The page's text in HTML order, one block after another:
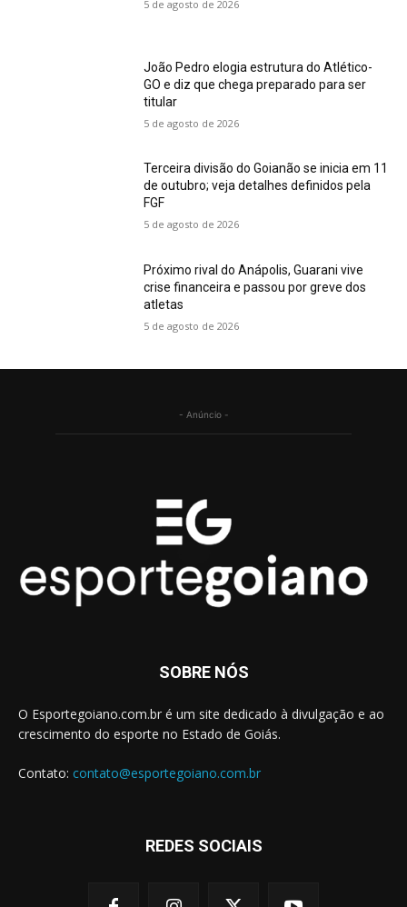
5 de agosto de 2026
João Pedro elogia estrutura do Atlético-
GO e diz que chega preparado para ser
titular
5 de agosto de 2026
Terceira divisão do Goianão se inicia em 11
de outubro; veja detalhes definidos pela
FGF
5 de agosto de 2026
Próximo rival do Anápolis, Guarani vive
crise financeira e passou por greve dos
atletas
5 de agosto de 2026
- Anúncio -
SOBRE NÓS
O Esportegoiano.com.br é um site dedicado à divulgação e ao
crescimento do esporte no Estado de Goiás.
Contato: contato@esportegoiano.com.br
REDES SOCIAIS